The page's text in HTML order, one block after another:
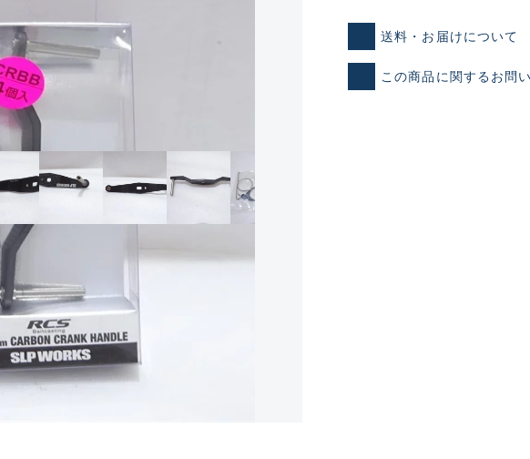
新古品（メーカー問屋から
送料・お届けについて
この商品に関するお問